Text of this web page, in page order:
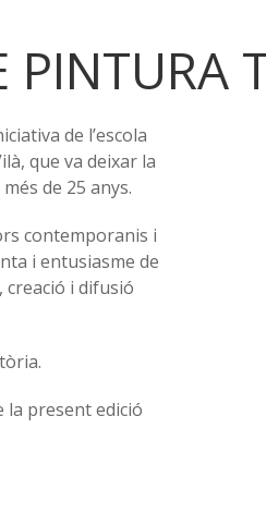
PINTURA
de l’escola
que va deixar la
de 25 anys.
contemporanis i
i entusiasme de
creació i difusió
la present edició